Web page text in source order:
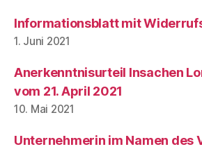
Informationsblatt mit
1. Juni 2021
Anerkenntnisurteil Insachen
vom 21. April 2021
10. Mai 2021
Unternehmerin im Namen des